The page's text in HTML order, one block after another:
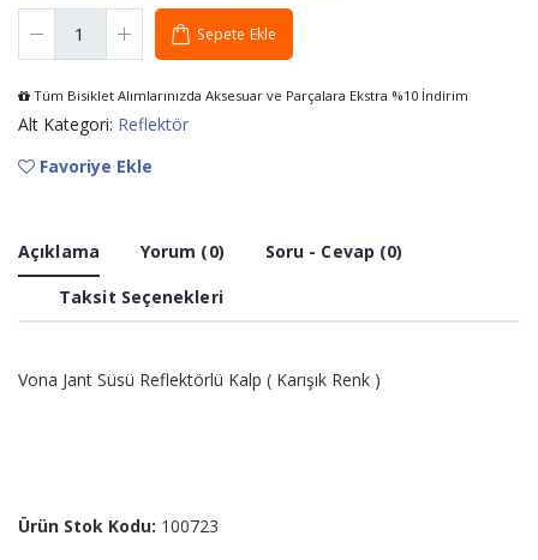
Sepete Ekle
Tüm Bisiklet Alımlarınızda Aksesuar ve Parçalara Ekstra %10 İndirim
Alt Kategori: Reflektör
Favoriye Ekle
Açıklama Yorum (0)
Soru - Cevap (0)
Taksit Seçenekleri
Vona Jant Süsü Reflektörlü Kalp ( Karışık Renk )
Ürün Stok Kodu: 100723